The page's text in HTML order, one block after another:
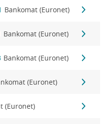
Bankomat (Euronet)
Bankomat (Euronet)
Bankomat (Euronet)
(Euronet)
(Euronet)